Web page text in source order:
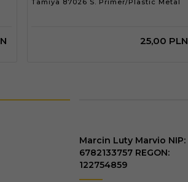
Tamiya 87026 S. Primer/Plastic Metal
25,00 PLN
Marcin Luty Marvio NIP:
6782133757 REGON:
122754859